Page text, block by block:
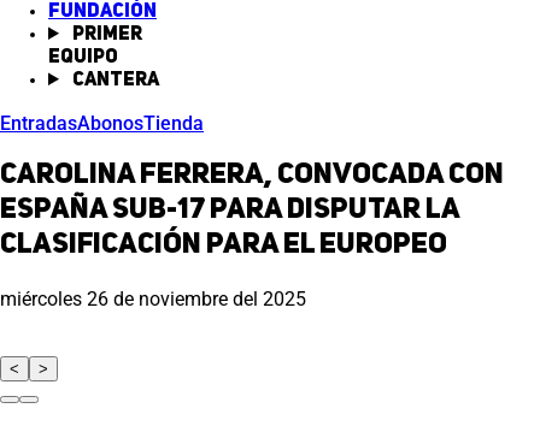
Fundación
Primer
equipo
Cantera
EntradasAbonosTienda
Carolina Ferrera, convocada con
España Sub-17 para disputar la
clasificación para el europeo
miércoles 26 de noviembre del 2025
< >